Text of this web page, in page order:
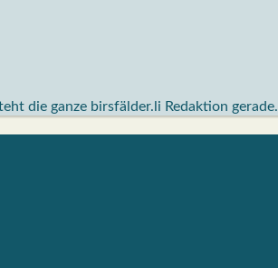
die ganze birsfälder.li Redaktion gerade.